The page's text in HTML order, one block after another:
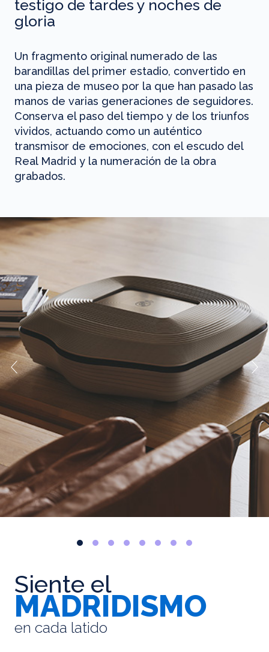
testigo de tardes y noches de
gloria
Un fragmento original numerado de las
barandillas del primer estadio, convertido en
una pieza de museo por la que han pasado las
manos de varias generaciones de seguidores.
Conserva el paso del tiempo y de los triunfos
vividos, actuando como un auténtico
transmisor de emociones, con el escudo del
Real Madrid y la numeración de la obra
grabados.
Siente el
MADRIDISMO
en cada latido